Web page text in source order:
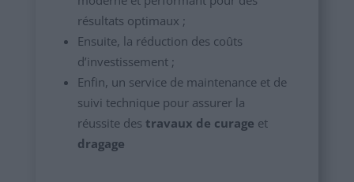
résultats optimaux ;
Ensuite, la réduction des coûts
d’investissement ;
Enfin, un service de maintenance et de
suivi technique pour assurer la
réussite des travaux de curage et
dragage